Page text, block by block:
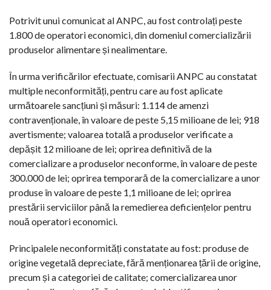
Potrivit unui comunicat al ANPC, au fost controlați peste
1.800 de operatori economici, din domeniul comercializării
produselor alimentare și nealimentare.
În urma verificărilor efectuate, comisarii ANPC au constatat
multiple neconformități, pentru care au fost aplicate
următoarele sancțiuni și măsuri: 1.114 de amenzi
contravenționale, în valoare de peste 5,15 milioane de lei; 918
avertismente; valoarea totală a produselor verificate a
depășit 12 milioane de lei; oprirea definitivă de la
comercializare a produselor neconforme, în valoare de peste
300.000 de lei; oprirea temporară de la comercializare a unor
produse în valoare de peste 1,1 milioane de lei; oprirea
prestării serviciilor până la remedierea deficiențelor pentru
nouă operatori economici.
Principalele neconformități constatate au fost: produse de
origine vegetală depreciate, fără menționarea țării de origine,
precum și a categoriei de calitate; comercializarea unor